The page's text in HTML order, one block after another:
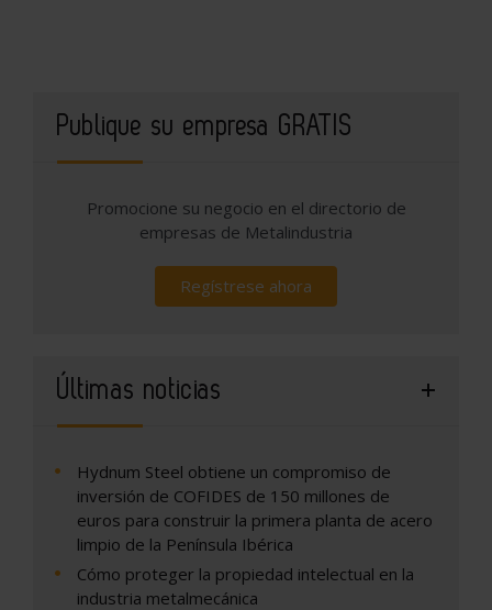
Publique su empresa GRATIS
Promocione su negocio en el directorio de
empresas de Metalindustria
Regístrese ahora
Últimas noticias
Hydnum Steel obtiene un compromiso de
inversión de COFIDES de 150 millones de
euros para construir la primera planta de acero
limpio de la Península Ibérica
Cómo proteger la propiedad intelectual en la
industria metalmecánica